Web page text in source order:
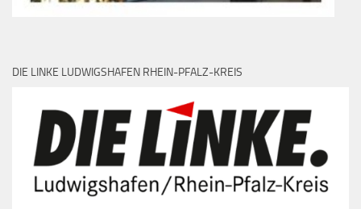
DIE LINKE LUDWIGSHAFEN RHEIN-PFALZ-KREIS